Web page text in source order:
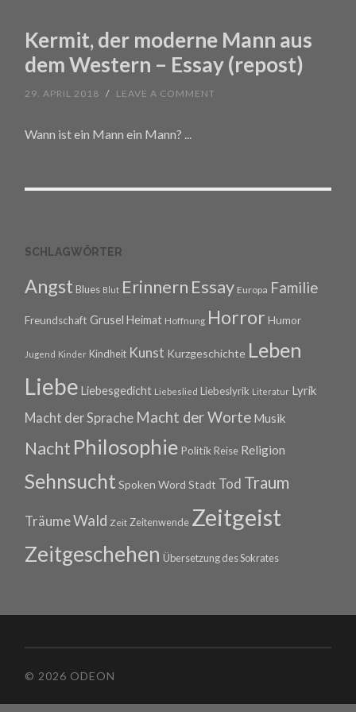
Kermit, der moderne Mann aus
dem Western – Essay (repost)
29. APRIL 2018 / LEAVE A COMMENT
Wann ist ein Mann ein Mann?
SCHLAGWÖRTER
Angst Blues Blut Erinnern Essay Europa Familie
Freundschaft Grusel Heimat Hoffnung Horror Humor
Jugend Kinder Kindheit Kunst Kurzgeschichte Leben
Liebe Liebesgedicht Liebeslied Liebeslyrik Literatur Lyrik
Macht der Sprache Macht der Worte Musik
Nacht Philosophie Politik Reise Religion
Sehnsucht Spoken Word Stadt Tod Traum
TräumeWald Zeit Zeitenwende Zeitgeist
Zeitgeschehen Übersetzung des Sokrates
© 2026 ODEON